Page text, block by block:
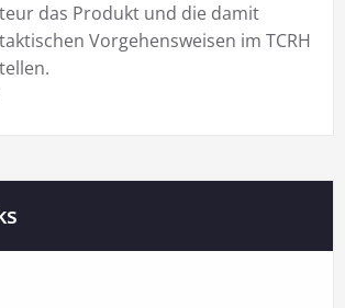
das Produkt und die damit
Vorgehensweisen im TCRH